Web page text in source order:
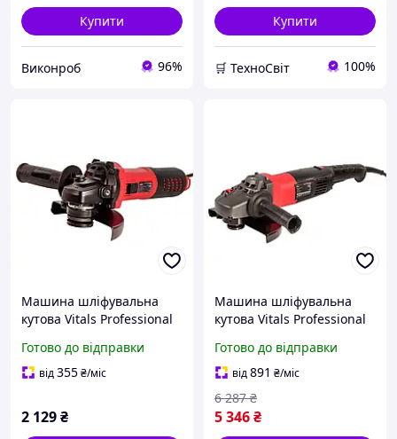
Купити
Виконроб 96%
Купити
🛒 ТехноСвіт 100%
Машина шліфувальна
кутова Vitals Professional
безщіткова, 125 мм, М14,
плавний пуск, кутова
Готово до відправки
від355₴/міс
2 129₴
Машина шліфувальна
кутова Vitals Professional
Вт безщіткова
професійна болгарка M14
Готово до відправки
від891 ₴/міс
5 346₴
6 287 ₴